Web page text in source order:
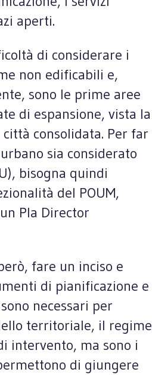
aperti.
di considerare i
non edificabili e,
sono le prime aree
di espansione, vista la
consolidata. Per far
sia considerato
bisogna quindi
del POUM,
Pla Director
fare un inciso e
di pianificazione e
necessari per
territoriale, il regime
intervento, ma sono i
di giungere